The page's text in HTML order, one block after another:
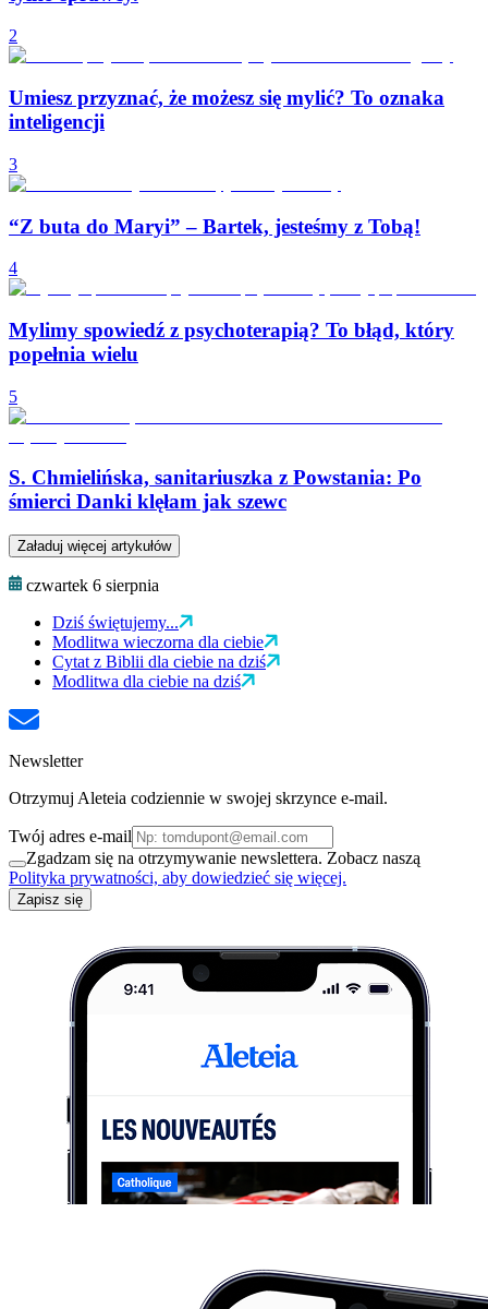
2
Umiesz przyznać, że możesz się mylić? To oznaka
inteligencji
3
“Z buta do Maryi” – Bartek, jesteśmy z Tobą!
4
Mylimy spowiedź z psychoterapią? To błąd, który
popełnia wielu
5
S. Chmielińska, sanitariuszka z Powstania: Po
śmierci Danki klęłam jak szewc
Załaduj więcej artykułów
czwartek 6 sierpnia
Dziś świętujemy...
Modlitwa wieczorna dla ciebie
Cytat z Biblii dla ciebie na dziś
Modlitwa dla ciebie na dziś
Newsletter
Otrzymuj Aleteia codziennie w swojej skrzynce e-mail.
Twój adres e-mail
Zgadzam się na otrzymywanie newslettera. Zobacz naszą
Polityka prywatności, aby dowiedzieć się więcej.
Zapisz się